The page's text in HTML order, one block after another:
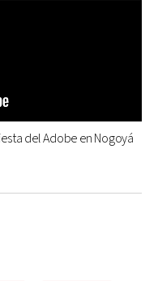
del Adobe en Nogoyá